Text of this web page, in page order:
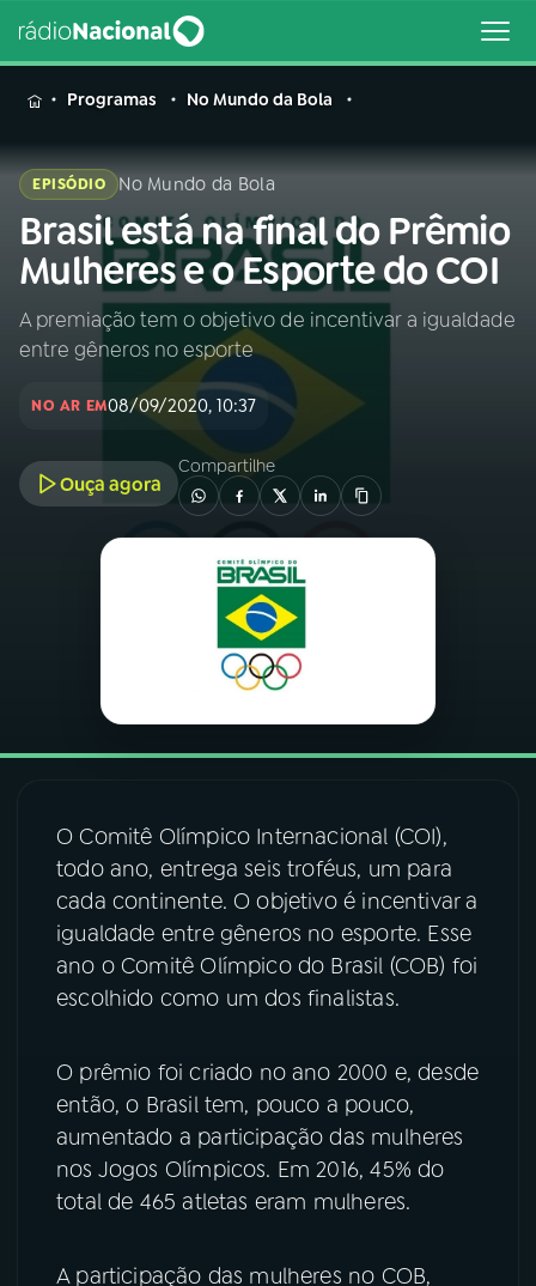
MENU
Buscar
na
Rádio
Nacional
Buscar
AO VIVO
PROGRAMAÇÃO
05PODCASTS
06VIDEOCASTS
07ÚLTIMAS
FESTIVAL DE MÚSICA
ACOMPANHE A RÁDIO NACIONAL
YouTube Facebook
Instagram X
Programas No Mundo da Bola
EPISÓDIO No Mundo da Bola
Brasil está na final do Prêmio
Mulheres e o Esporte do COI
A premiação tem o objetivo de incentivar a igualdade
entre gêneros no esporte
NO AR EM08/09/2020, 10:37
Ouça agora
Compartilhe
O Comitê Olímpico Internacional (COI),
todo ano, entrega seis troféus, um para
cada continente. O objetivo é incentivar a
igualdade entre gêneros no esporte. Esse
ano o Comitê Olímpico do Brasil (COB) foi
escolhido como um dos finalistas.
O prêmio foi criado no ano 2000 e, desde
então, o Brasil tem, pouco a pouco,
aumentado a participação das mulheres
nos Jogos Olímpicos. Em 2016, 45% do
total de 465 atletas eram mulheres.
A participação das mulheres no COB,